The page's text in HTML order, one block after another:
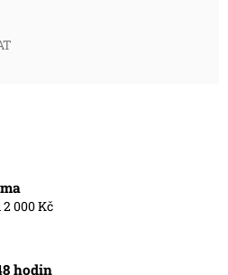
000 Kč
hodin